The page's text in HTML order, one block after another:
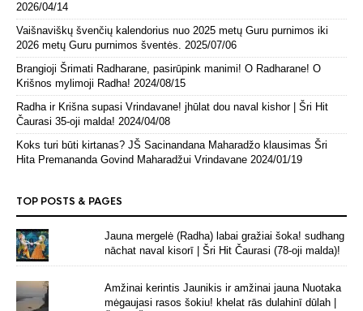
2026/04/14
Vaišnaviškų švenčių kalendorius nuo 2025 metų Guru purnimos iki
2026 metų Guru purnimos šventės. 2025/07/06
Brangioji Šrimati Radharane, pasirūpink manimi! O Radharane! O
Krišnos mylimoji Radha! 2024/08/15
Radha ir Krišna supasi Vrindavane! jhūlat dou naval kishor | Šri Hit
Čaurasi 35-oji malda! 2024/04/08
Koks turi būti kirtanas? JŠ Sacinandana Maharadžo klausimas Šri
Hita Premananda Govind Maharadžui Vrindavane 2024/01/19
TOP POSTS & PAGES
Jauna mergelė (Radha) labai gražiai šoka! sudhang
nāchat naval kisorī | Šri Hit Čaurasi (78-oji malda)!
Amžinai kerintis Jaunikis ir amžinai jauna Nuotaka
mėgaujasi rasos šokiu! khelat rās dulahinī dūlah |